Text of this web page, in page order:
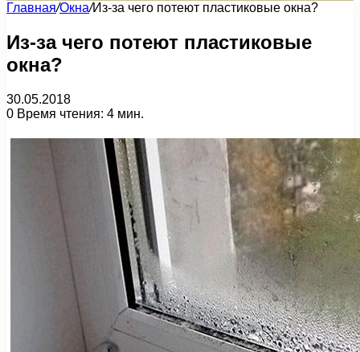
Главная/Окна/Из-за чего потеют пластиковые окна?
Из-за чего потеют пластиковые
окна?
30.05.2018
0 Время чтения: 4 мин.